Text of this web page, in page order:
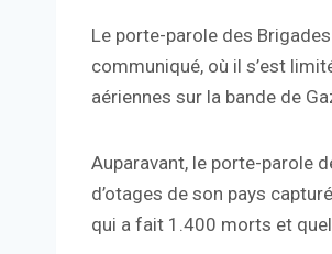
Le porte-parole des
communiqué, où il s’est
aériennes sur la bande de
Auparavant, le porte-parole
d’otages de son pays
qui a fait 1.400 morts et